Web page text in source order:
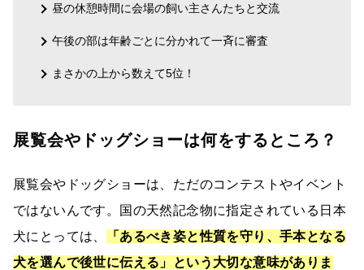
昼の休憩時間に会場の飼い主さんたちと交流
午後の部は年齢ごとに分かれて一斉に審査
まさかの上から数えて5位！
展覧会やドッグショーは何をするところ？
展覧会やドッグショーは、ただのコンテストやイベント
ではないんです。国の天然記念物に指定されている日本
犬にとっては、
「あるべき姿と性質を守り、手本となる
犬を選んで後世に伝える」という大切な意味がありま